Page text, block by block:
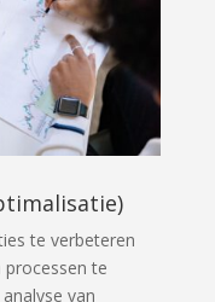
te verbeteren
te
van